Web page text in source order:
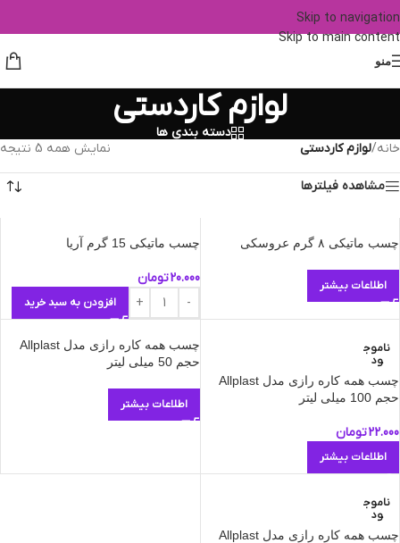
Skip to navigation
Skip to main content
منو
لوازم کاردستی
دسته بندی ها
خانه/لوازم کاردستی نمایش همه 5 نتیجه
مشاهده فیلترها
چسب ماتیکی ۸ گرم عروسکی
اطلاعات بیشتر
چسب ماتیکی 15 گرم آریا
20.000تومان
افزودن به سبد خرید
ناموج
ود
چسب همه کاره رازی مدل Allplast
حجم 100 میلی لیتر
22.000تومان
اطلاعات بیشتر
چسب همه کاره رازی مدل Allplast
حجم 50 میلی لیتر
اطلاعات بیشتر
ناموج
ود
چسب همه کاره رازی مدل Allplast